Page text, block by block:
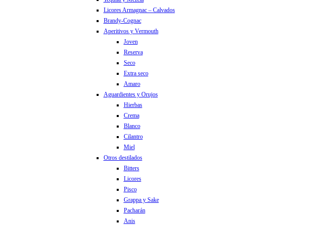
Licores Armagnac – Calvados
Brandy-Cognac
Aperitivos y Vermouth
Joven
Reserva
Seco
Extra seco
Amaro
Aguardientes y Orujos
Hierbas
Crema
Blanco
Cilantro
Miel
Otros destilados
Bitters
Licores
Pisco
Grappa y Sake
Pacharán
Anis